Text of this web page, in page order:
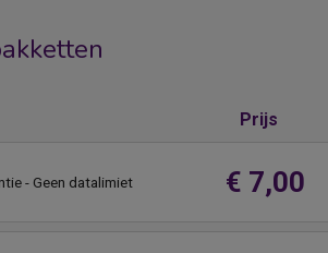
Prijs
- Geen datalimiet € 7,00